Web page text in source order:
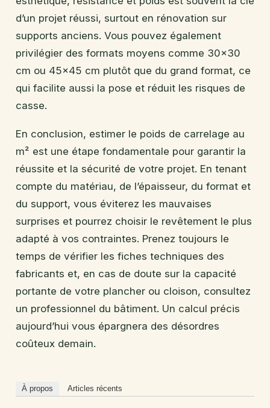
d’un projet réussi, surtout en rénovation sur
supports anciens. Vous pouvez également
privilégier des formats moyens comme 30×30
cm ou 45×45 cm plutôt que du grand format, ce
qui facilite aussi la pose et réduit les risques de
casse.
En conclusion, estimer le poids de carrelage au
m² est une étape fondamentale pour garantir la
réussite et la sécurité de votre projet. En tenant
compte du matériau, de l’épaisseur, du format et
du support, vous éviterez les mauvaises
surprises et pourrez choisir le revêtement le plus
adapté à vos contraintes. Prenez toujours le
temps de vérifier les fiches techniques des
fabricants et, en cas de doute sur la capacité
portante de votre plancher ou cloison, consultez
un professionnel du bâtiment. Un calcul précis
aujourd’hui vous épargnera des désordres
coûteux demain.
À propos Articles récents